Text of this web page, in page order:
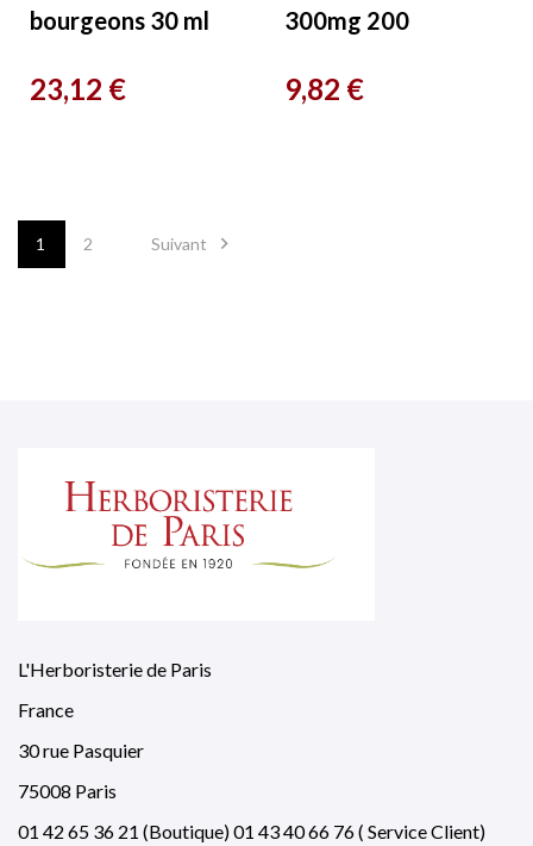
bourgeons 30 ml
Prix
23,12 €
300mg 200
Atlantic
Prix
9,82 €
1 2 Suivant 
L'Herboristerie de Paris
France
30 rue Pasquier
75008 Paris
01 42 65 36 21 (Boutique) 01 43 40 66 76 ( Service Client)